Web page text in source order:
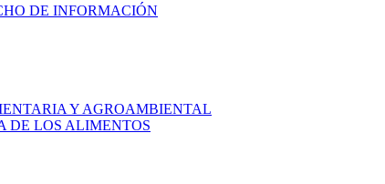
DE INFORMACIÓN
Y AGROAMBIENTAL
DE LOS ALIMENTOS